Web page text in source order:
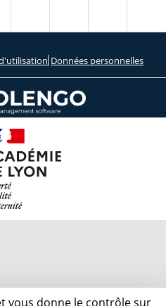
Données personnelles
vous donne le contrôle sur